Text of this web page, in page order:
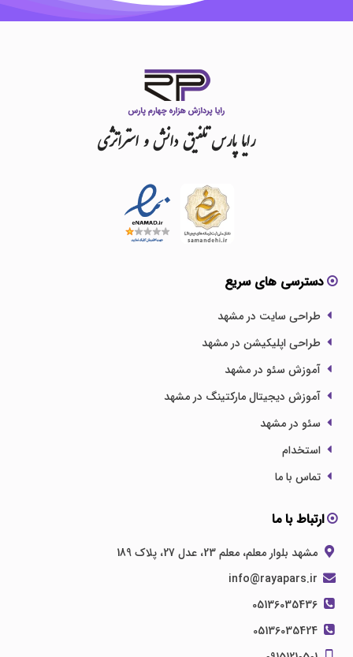
رایاپارستلفیقدانشواستراتژی
دسترسی های سریع
طراحی سایت در مشهد
طراحی اپلیکیشن در مشهد
آموزش سئو در مشهد
آموزش دیجیتال مارکتینگ در مشهد
سئو در مشهد
استخدام
تماس با ما
ارتباط با ما
مشهد بلوار معلم، معلم 23، عدل 27، پلاک 189
05136035436
05136035424